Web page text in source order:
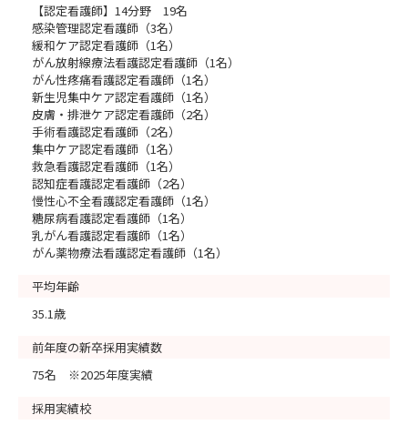
【認定看護師】14分野 19名
感染管理認定看護師（3名）
緩和ケア認定看護師（1名）
がん放射線療法看護認定看護師（1名）
がん性疼痛看護認定看護師（1名）
新生児集中ケア認定看護師（1名）
皮膚・排泄ケア認定看護師（2名）
手術看護認定看護師（2名）
集中ケア認定看護師（1名）
救急看護認定看護師（1名）
認知症看護認定看護師（2名）
慢性心不全看護認定看護師（1名）
糖尿病看護認定看護師（1名）
乳がん看護認定看護師（1名）
がん薬物療法看護認定看護師（1名）
平均年齢
35.1歳
前年度の新卒採用実績数
75名 ※2025年度実績
採用実績校